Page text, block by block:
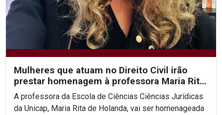
Mulheres que atuam no Direito Civil irão
prestar homenagem à professora Maria Rita
de Holanda
A professora da Escola de Ciências Ciências Jurídicas
da Unicap, Maria Rita de Holanda, vai ser homenageada